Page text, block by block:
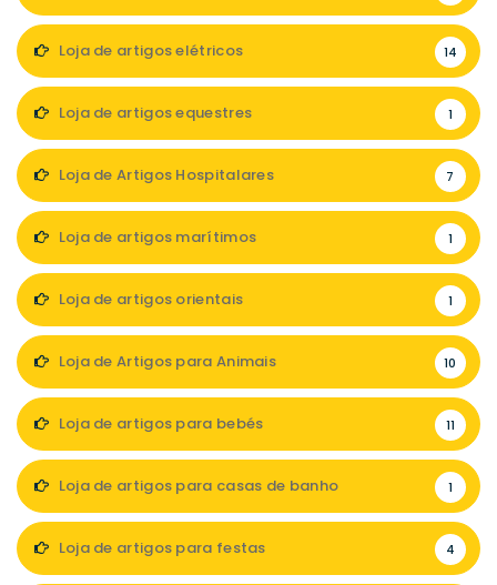
Loja de artigos elétricos 14
Loja de artigos equestres 1
Loja de Artigos Hospitalares 7
Loja de artigos marítimos 1
Loja de artigos orientais 1
Loja de Artigos para Animais 10
Loja de artigos para bebés 11
Loja de artigos para casas de banho 1
Loja de artigos para festas 4